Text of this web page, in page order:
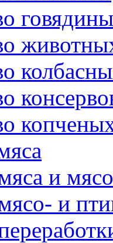
говядины
и
и